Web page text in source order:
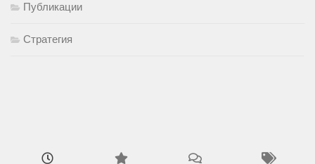
Публикации
Стратегия